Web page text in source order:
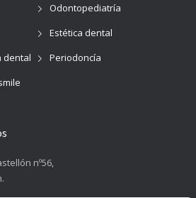
Odontopediatría
Estética dental
dental
Periodoncía
nº56,